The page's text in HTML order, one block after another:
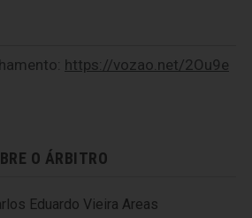
https://vozao.net/2Ou9e
O ÁRBITRO
Eduardo Vieira Areas